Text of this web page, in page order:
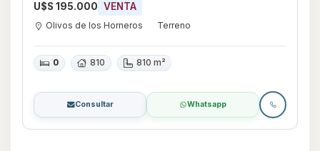
U$S 195.000 VENTA
Olivos de los Horneros Terreno
0 810 810 m²
Consultar Whatsapp